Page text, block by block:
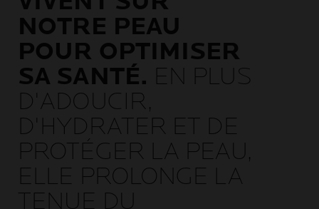
NOTRE PEAU
POUR OPTIMISER
SA SANTÉ. EN PLUS
D'ADOUCIR,
D'HYDRATER ET DE
PROTÉGER LA PEAU,
ELLE PROLONGE LA
TENUE DU